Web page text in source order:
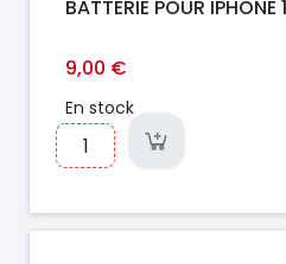
BATTERIE POUR
9,00 €
En stock